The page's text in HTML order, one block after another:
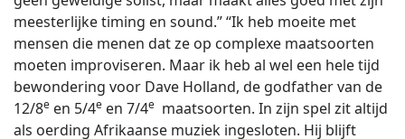
meesterlijke timing en sound.” “Ik heb moeite met
mensen die menen dat ze op complexe maatsoorten
moeten improviseren. Maar ik heb al wel een hele tijd
bewondering voor Dave Holland, de godfather van de
12/8e en 5/4e en 7/4e maatsoorten. In zijn spel zit altijd
als oerding Afrikaanse muziek ingesloten. Hij blijft